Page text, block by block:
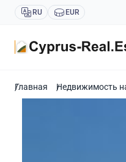
RU EUR
Главная Недвижимость